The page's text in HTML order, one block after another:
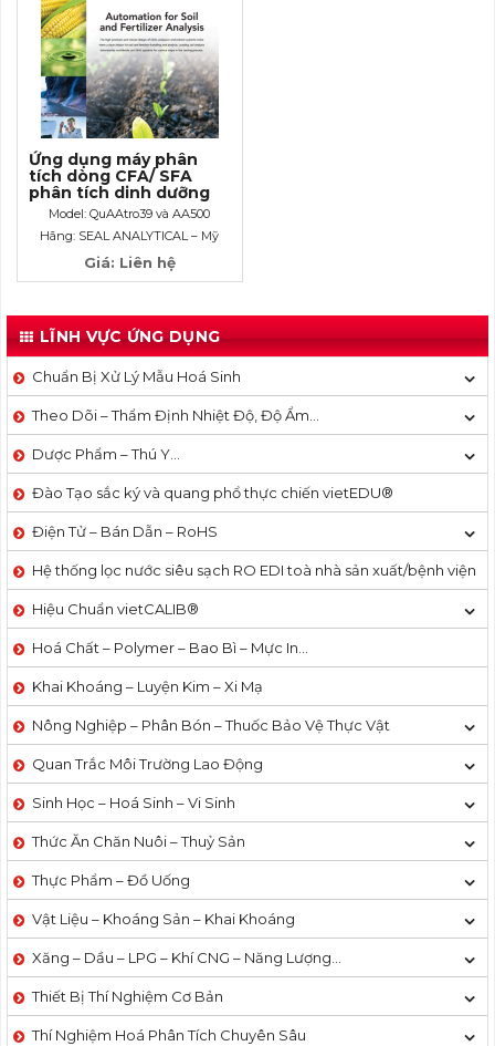
Ứng dụng máy phân
tích dòng CFA/ SFA
phân tích dinh dưỡng
Đất và phân bón
Model: QuAAtro39 và AA500
Hãng: SEAL ANALYTICAL – Mỹ
Giá: Liên hệ
LĨNH VỰC ỨNG DỤNG
Chuẩn Bị Xử Lý Mẫu Hoá Sinh
Theo Dõi – Thẩm Định Nhiệt Độ, Độ Ẩm…
Dược Phẩm – Thú Y…
Đào Tạo sắc ký và quang phổ thực chiến vietEDU®
Điện Tử – Bán Dẫn – RoHS
Hệ thống lọc nước siêu sạch RO EDI​​ toà nhà sản xuất/bệnh viện
Hiệu Chuẩn vietCALIB®
Hoá Chất – Polymer – Bao Bì – Mực In…
Khai Khoáng – Luyện Kim – Xi Mạ
Nông Nghiệp – Phân Bón – Thuốc Bảo Vệ Thực Vật
Quan Trắc Môi Trường Lao Động
Sinh Học – Hoá Sinh – Vi Sinh
Thức Ăn Chăn Nuôi – Thuỷ Sản
Thực Phẩm – Đồ Uống
Vật Liệu – Khoáng Sản – Khai Khoáng
Xăng – Dầu – LPG – Khí CNG – Năng Lượng…
Thiết Bị Thí Nghiệm Cơ Bản
Thí Nghiệm Hoá Phân Tích Chuyên Sâu